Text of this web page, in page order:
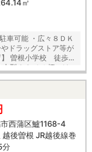
㎡
車可能 ・広々８ＤＫ
ドラッグストア等が
ースにも最適♪ 〇
西蒲区鱸1168-4
越後曽根 JR越後線巻